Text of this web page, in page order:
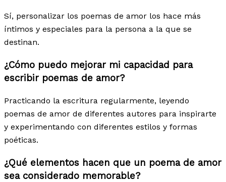
Sí, personalizar los poemas de amor los hace más
íntimos y especiales para la persona a la que se
destinan.
¿Cómo puedo mejorar mi capacidad para
escribir poemas de amor?
Practicando la escritura regularmente, leyendo
poemas de amor de diferentes autores para inspirarte
y experimentando con diferentes estilos y formas
poéticas.
¿Qué elementos hacen que un poema de amor
sea considerado memorable?